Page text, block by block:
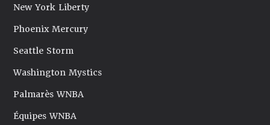
New York Liberty
Phoenix Mercury
Seattle Storm
Washington Mystics
Palmarès WNBA
Équipes WNBA